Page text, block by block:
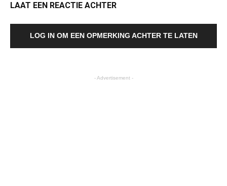
LAAT EEN REACTIE ACHTER
LOG IN OM EEN OPMERKING ACHTER TE LATEN
- Advertisement -